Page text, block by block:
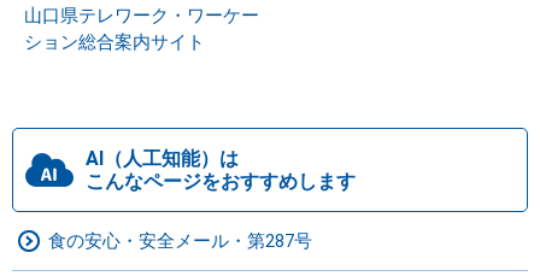
山口県テレワーク・ワーケー
ション総合案内サイト
AI（人工知能）は
こんなページをおすすめします
食の安心・安全メール・第287号